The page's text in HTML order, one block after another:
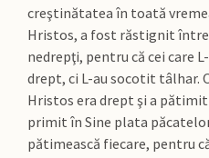
creştinătatea în toată
Hristos, a fost răstignit
nedrepţi, pentru că cei care
drept, ci L-au socotit tâlhar.
Hristos era drept şi a
primit în Sine plata
pătimească fiecare, pentru